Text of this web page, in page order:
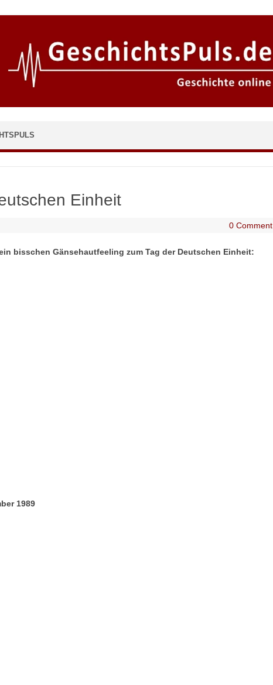
Einheit
0 Comment
bisschen Gänsehautfeeling zum Tag der Deutschen Einheit:
1989